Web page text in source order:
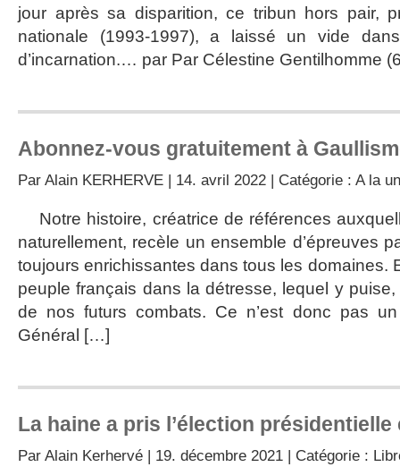
jour après sa disparition, ce tribun hors pair,
nationale (1993-1997), a laissé un vide
d’incarnation.… par Par Célestine Gentilhomme
Abonnez-vous gratuitement à
Par Alain KERHERVE | 14. avril 2022 | Catégorie : A la
Notre histoire, créatrice de références
naturellement, recèle un ensemble d’épreuves
toujours enrichissantes dans tous les domaines.
peuple français dans la détresse, lequel y puise,
de nos futurs combats. Ce n’est donc pas
Général […]
La haine a pris l’élection présidentielle
Par Alain Kerhervé | 19. décembre 2021 | Catégorie :